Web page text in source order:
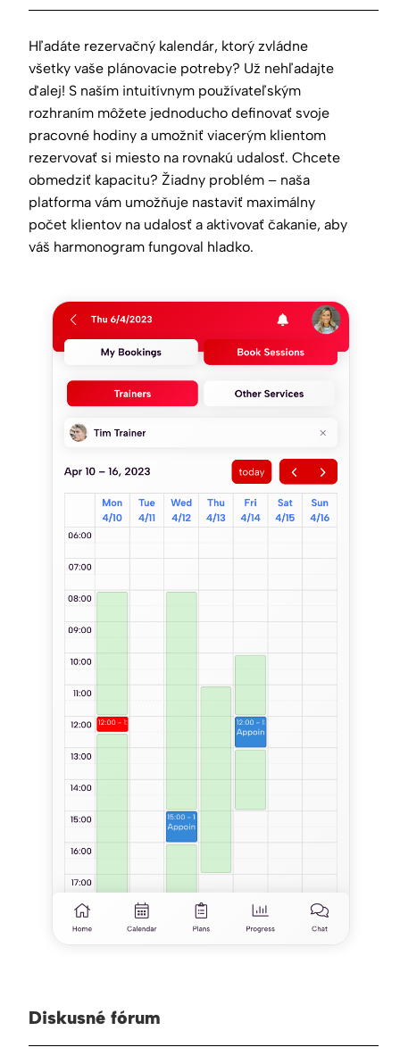
Hľadáte rezervačný kalendár, ktorý zvládne
všetky vaše plánovacie potreby? Už nehľadajte
ďalej! S naším intuitívnym používateľským
rozhraním môžete jednoducho definovať svoje
pracovné hodiny a umožniť viacerým klientom
rezervovať si miesto na rovnakú udalosť. Chcete
obmedziť kapacitu? Žiadny problém – naša
platforma vám umožňuje nastaviť maximálny
počet klientov na udalosť a aktivovať čakanie, aby
váš harmonogram fungoval hladko.
Diskusné fórum